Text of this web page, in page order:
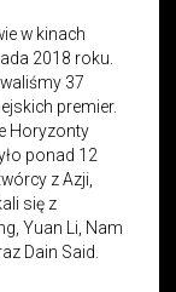
w kinach
2018 roku.
37
premier.
Horyzonty
ponad 12
z Azji,
się z
Yuan Li, Nam
Dain Said.